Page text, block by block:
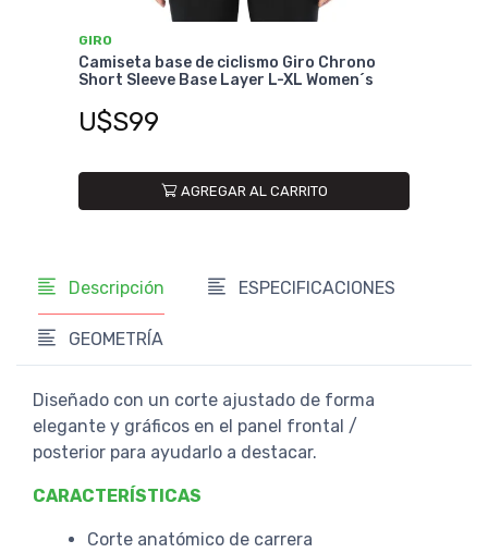
GIRO
Camiseta base de ciclismo Giro Chrono
Short Sleeve Base Layer L-XL Women´s
U$S99
AGREGAR AL CARRITO
Descripción ESPECIFICACIONES
GEOMETRÍA
Diseñado con un corte ajustado de forma
elegante y gráficos en el panel frontal /
posterior para ayudarlo a destacar.
CARACTERÍSTICAS
Corte anatómico de carrera